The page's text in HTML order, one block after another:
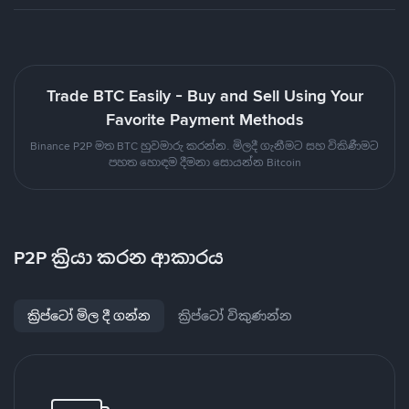
Trade BTC Easily - Buy and Sell Using Your
Favorite Payment Methods
Binance P2P මත BTC හුවමාරු කරන්න. මිලදී ගැනීමට සහ විකිණීමට
පහත හොඳම දීමනා සොයන්න Bitcoin
P2P ක්‍රියා කරන ආකාරය
ක්‍රිප්ටෝ මිල දී ගන්න ක්‍රිප්ටෝ විකුණන්න